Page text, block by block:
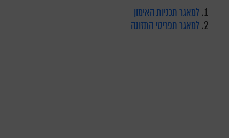
למאגר תכניות האימון
למאגר תפריטי התזונה